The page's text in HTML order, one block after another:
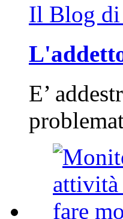
Il Blog di
E’